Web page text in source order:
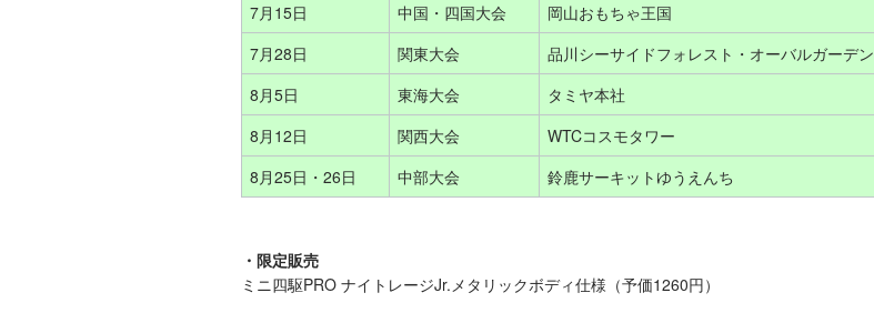
7月15日
中国・四国大会
岡山おもちゃ王国
7月28日
関東大会
品川シーサイドフォレスト・オーバルガーデン
8月5日
東海大会
タミヤ本社
8月12日
関西大会
WTCコスモタワー
8月25日・26日
中部大会 鈴鹿サーキットゆうえんち
・限定販売
ミニ四駆PRO ナイトレージJr.メタリックボディ仕様（予価1260円）